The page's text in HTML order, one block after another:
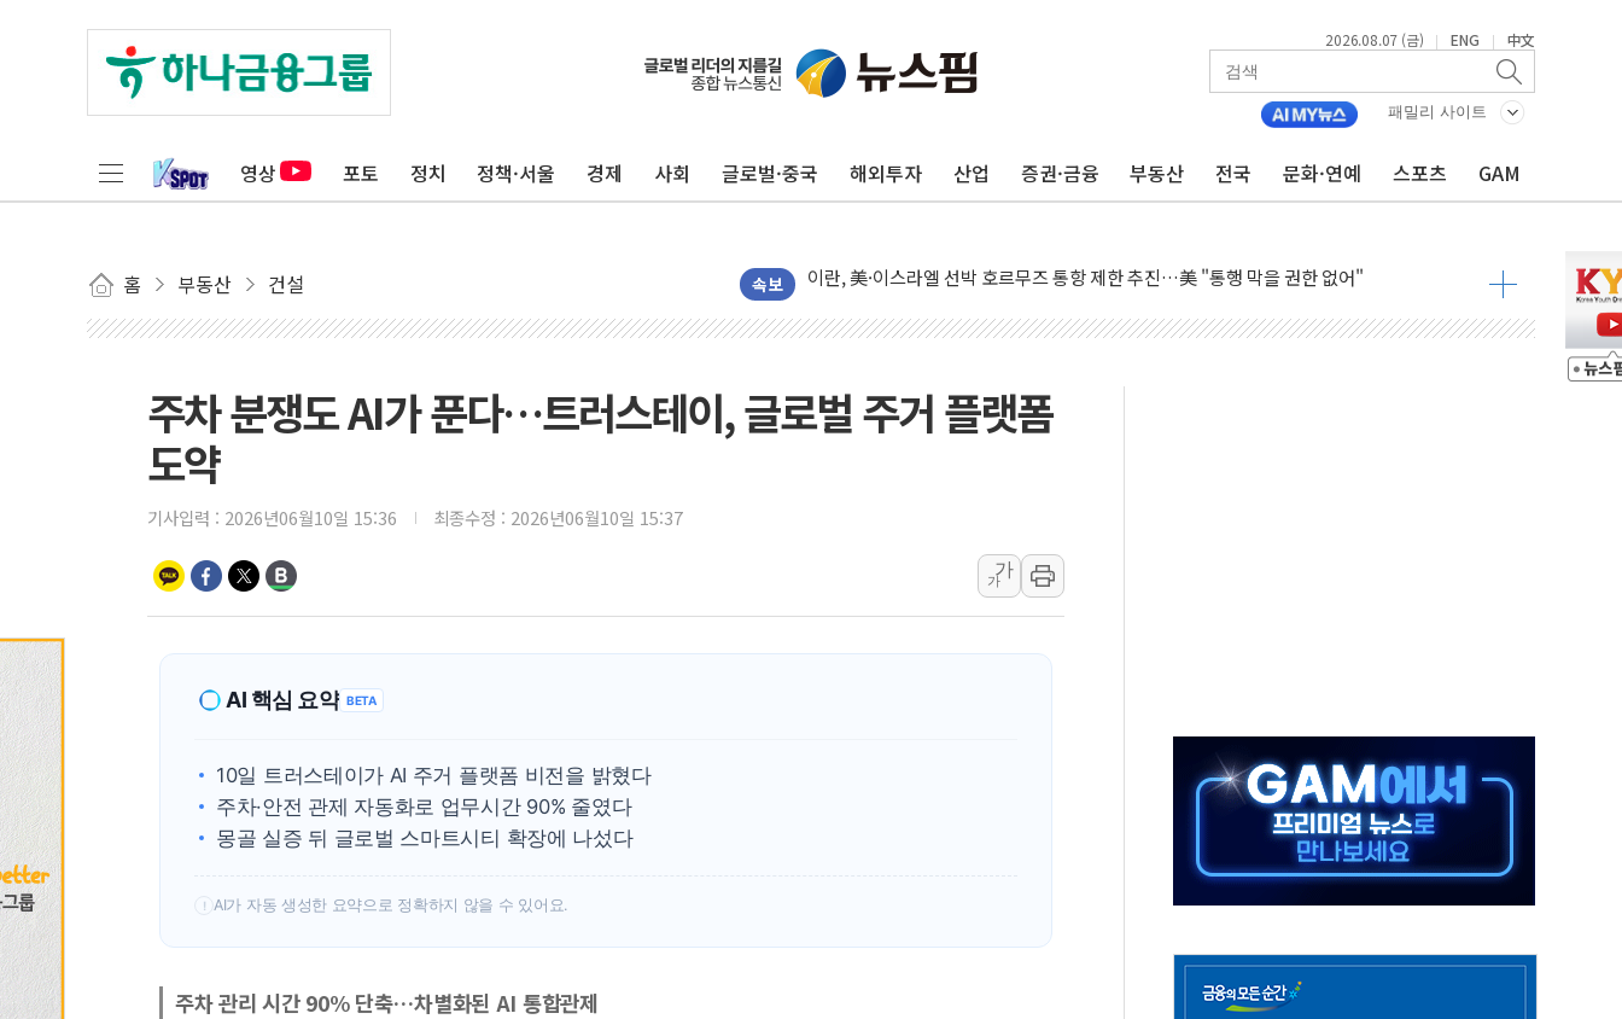
2026.08.07 (금) | ENG | 中文
패밀리 사이트
영상 포토 정치 정책·서울 경제 사회 글로벌·중국 해외투자 산업 증권·금융 부동산 전국 문화·연예 스포츠 GAM
홈 부동산 건설 속보
이란, 오만과 호르무즈 해협 재개방 합의 막바지.."美와 직접 협상 없어"
[민주 당권주자 일정] 송영길·정청래·김민석 후보 - 8월 7일
[오늘의 정치일정] 8월 7일(금)
[오늘의 국회일정] 상임위·세미나·기자회견·주요 정당 - 8월 7일
유럽증시, 견조한 실적 소화하며 대부분 상승… "2분기 기업 순이익 21% 증가" 전망
리투아니아 국방 "러, 우크라 드론으로 나토 회원국 공격 검토… 거짓 깃발 작전"
뉴욕증시 개장 전 특징주...모더나·아이온큐·도어대시↑ VS 샌디스크·피그마·앱러빈↓
김정관 장관 "영업이익 N% 성과급 반대…상법·자본시장법 개정 논의"
[인도증시] 중동 긴장 완화에 실적 호조까지, 상승...호실적 보고 기업 상승세 뚜렷
러, 1인칭시점 드론으로 우크라 민간인 '사파리' 공격… 시민들 공포감 극대화 전략
김정관 산업부 장관 "주 52시간 손봐야, 경쟁상대 中과 비교해야"
주차 분쟁도 AI가 푼다…트러스테이, 글로벌 주거 플랫폼
도약
기사입력 : 2026년06월10일 15:36 최종수정 : 2026년06월10일 15:37
가
가
AI 핵심 요약 BETA
10일 트러스테이가 AI 주거 플랫폼 비전을 밝혔다
주차·안전 관제 자동화로 업무시간 90% 줄였다
몽골 실증 뒤 글로벌 스마트시티 확장에 나섰다
! AI가 자동 생성한 요약으로 정확하지 않을 수 있어요.
주차 관리 시간 90% 단축…차별화된 AI 통합관제